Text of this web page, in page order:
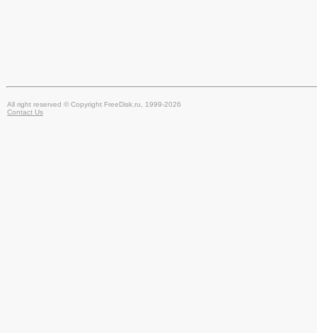
All right reserved © Copyright FreeDisk.ru, 1999-2026
Contact Us